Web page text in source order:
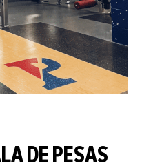
DE PESAS